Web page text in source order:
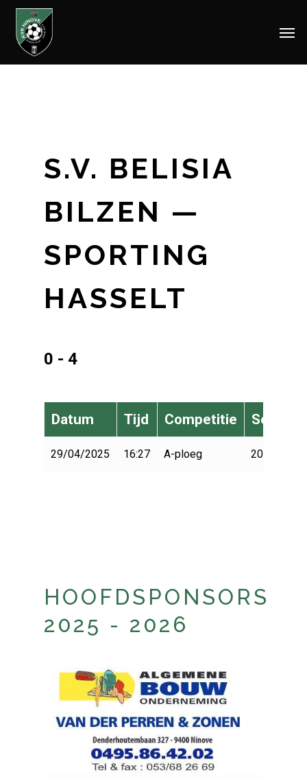
Skip
S.V. BELISIA
BILZEN —
SPORTING
HASSELT
0 - 4
Datum Tijd Competitie Seizoen
29/04/2025 16:27 A-ploeg 2024-2025
HOOFDSPONSORS
2025 - 2026